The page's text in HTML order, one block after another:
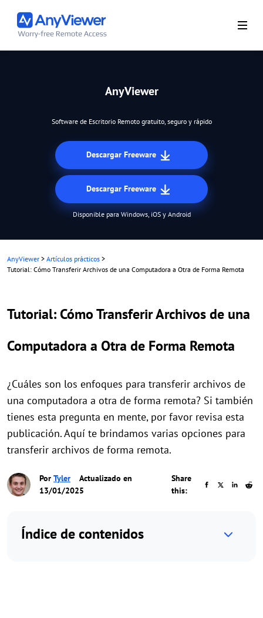
AnyViewer
Software de Escritorio Remoto gratuito, seguro y rápido
Descargar Freeware
Descargar Freeware
Disponible para Windows, iOS y Android
AnyViewer > Artículos prácticos >
Tutorial: Cómo Transferir Archivos de una Computadora a Otra de Forma Remota
Tutorial: Cómo Transferir Archivos de una
Computadora a Otra de Forma Remota
¿Cuáles son los enfoques para transferir archivos de
una computadora a otra de forma remota? Si también
tienes esta pregunta en mente, por favor revisa esta
publicación. Aquí te brindamos varias opciones para
transferir archivos de forma remota.
Por Tyler
Actualizado en
13/01/2025
Share
this:
Índice de contenidos